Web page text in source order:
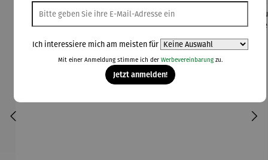
Ich interessiere mich am meisten für
Mit einer Anmeldung stimme ich der Werbevereinbarungzu.
Jetzt anmelden!